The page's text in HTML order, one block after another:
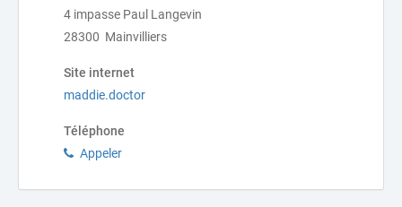
4 impasse Paul Langevin
28300 Mainvilliers
Site internet
maddie.doctor
Téléphone
Appeler